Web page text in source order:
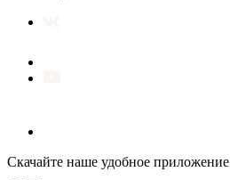
Скачайте наше удобное приложение